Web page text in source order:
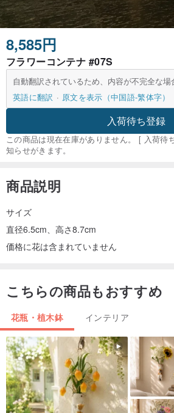
8,585円
フラワーコンテナ #07S
自動翻訳されているため、内容が不完全な場
英語に翻訳
原文を表示（中国語-繁体字）
入荷待ち登録
この商品は現在在庫がありません。 [ 入荷待
知らせがきます。
商品説明
サイズ
直径6.5cm、高さ8.7cm
価格に花は含まれていません
こちらの商品もおすすめ
花瓶・植木鉢 インテリア